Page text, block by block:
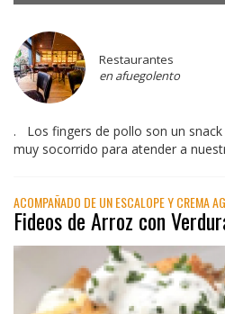
Restaurantes
en afuegolento
. Los fingers de pollo son un
muy socorrido para atender a
ACOMPAÑADO DE UN ESCALOPE Y CREMA
Fideos de Arroz con